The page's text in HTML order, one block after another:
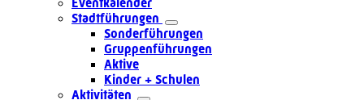
Stadtführungen
Sonderführungen
Gruppenführungen
Aktive
Kinder + Schulen
Aktivitäten